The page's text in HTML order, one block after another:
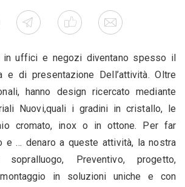
in uffici e negozi diventano spesso il
di presentazione Dell’attività. Oltre
hanno design ricercato mediante
Nuovi,quali i gradini in cristallo, le
cromato, inox o in ottone. Per far
e … denaro a queste attività, la nostra
Preventivo, progetto,
in soluzioni uniche e con